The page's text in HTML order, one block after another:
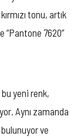
tonu, artık
”Pantone 7620”
bu yeni renk,
Aynı zamanda
ve